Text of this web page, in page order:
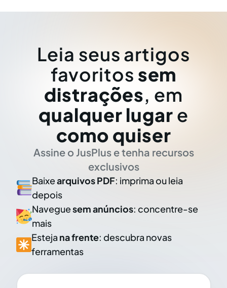
Leia seus artigos
favoritos sem
distrações, em
qualquer lugar e
como quiser
Assine o JusPlus e tenha recursos
exclusivos
Baixearquivos PDF: imprima ou leia
depois
Naveguesem anúncios: concentre-se
mais
Esteja na frente: descubra novas
ferramentas